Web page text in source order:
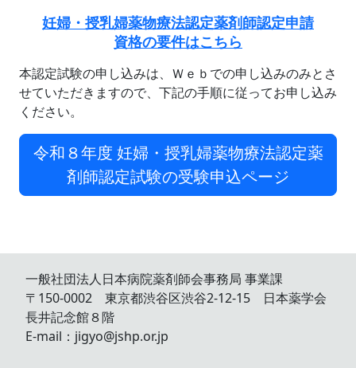
妊婦・授乳婦薬物療法認定薬剤師認定申請
資格の要件はこちら
本認定試験の申し込みは、Ｗｅｂでの申し込みのみとさ
せていただきますので、下記の手順に従ってお申し込み
ください。
令和８年度 妊婦・授乳婦薬物療法認定薬
剤師認定試験の受験申込ページ
一般社団法人日本病院薬剤師会事務局 事業課
〒150-0002 東京都渋谷区渋谷2-12-15 日本薬学会
長井記念館８階
E-mail：jigyo@jshp.or.jp